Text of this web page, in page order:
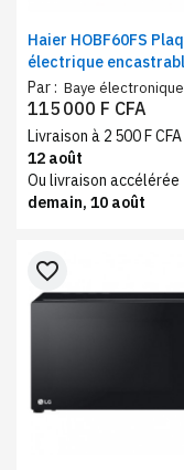
Haier HOBF60FS
électrique
feux mixte | 3feux à
1feu électrique
Par : Baye électronique
115 000 F CFA
Livraison à 2 500 F CFA
12 août
Ou livraison accélérée
demain, 10 août
favorite_border